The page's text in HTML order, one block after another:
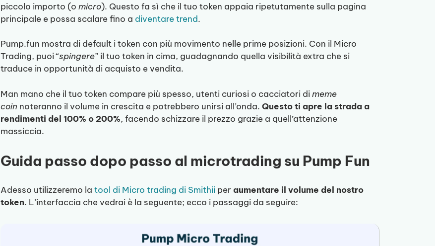
piccolo importo (omicro). Questo fa sì che il tuo token appaia ripetutamente sulla pagina
principale e possa scalare fino a diventare trend.
Pump.fun mostra di default i token con più movimento nelle prime posizioni. Con il Micro
Trading, puoi “spingere” il tuo token in cima, guadagnando quella visibilità extra che si
traduce in opportunità di acquisto e vendita.
Man mano che il tuo token compare più spesso, utenti curiosi o cacciatori dimeme
coin noteranno il volume in crescita e potrebbero unirsi all’onda.Questo ti apre la strada a
rendimenti del 100% o 200%, facendo schizzare il prezzo grazie a quell’attenzione
massiccia.
Guida passo dopo passo al microtrading su Pump Fun
Adesso utilizzeremo latool di Micro trading di Smithii per aumentare il volume del nostro
token. L’interfaccia che vedrai è la seguente; ecco i passaggi da seguire: